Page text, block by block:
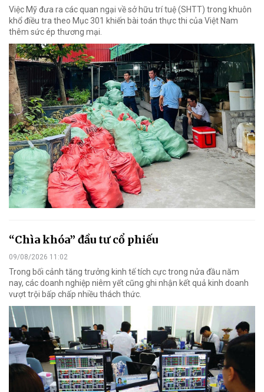
Việc Mỹ đưa ra các quan ngại về sở hữu trí tuệ (SHTT) trong khuôn
khổ điều tra theo Mục 301 khiến bài toán thực thi của Việt Nam
thêm sức ép thương mại.
“Chìa khóa” đầu tư cổ phiếu
09/08/2026 11:02
Trong bối cảnh tăng trưởng kinh tế tích cực trong nửa đầu năm
nay, các doanh nghiệp niêm yết cũng ghi nhận kết quả kinh doanh
vượt trội bấp chấp nhiều thách thức.